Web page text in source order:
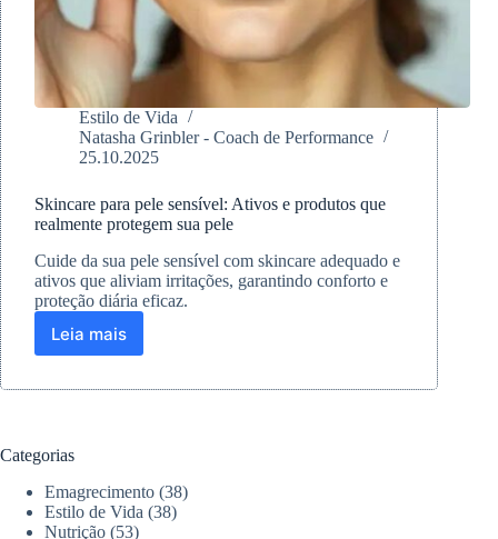
Estilo de Vida
Natasha Grinbler - Coach de Performance
25.10.2025
Skincare para pele sensível: Ativos e produtos que
realmente protegem sua pele
Cuide da sua pele sensível com skincare adequado e
ativos que aliviam irritações, garantindo conforto e
proteção diária eficaz.
Leia mais
Skincare
pele
que
realmente
protegem
Categorias
Emagrecimento (38)
Estilo de Vida (38)
Nutrição (53)